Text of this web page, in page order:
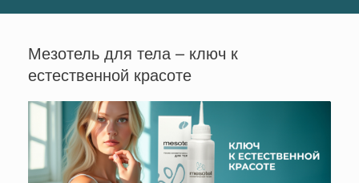
Мезотель для тела – ключ к
естественной красоте